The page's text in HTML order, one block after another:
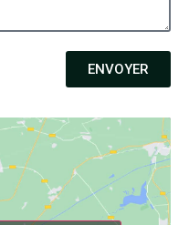
ENVOYER